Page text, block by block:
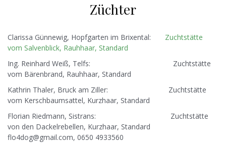
Züchter
Clarissa Günnewig, Hopfgarten im Brixental: Zuchtstätte
vom Salvenblick, Rauhhaar, Standard
Ing. Reinhard Weiß, Telfs: Zuchtstätte
vom Bärenbrand, Rauhhaar, Standard
Kathrin Thaler, Bruck am Ziller: Zuchtstätte
vom Kerschbaumsattel, Kurzhaar, Standard
Florian Riedmann, Sistrans: Zuchtstätte
von den Dackelrebellen, Kurzhaar, Standard
flo4dog@gmail.com, 0650 4933560